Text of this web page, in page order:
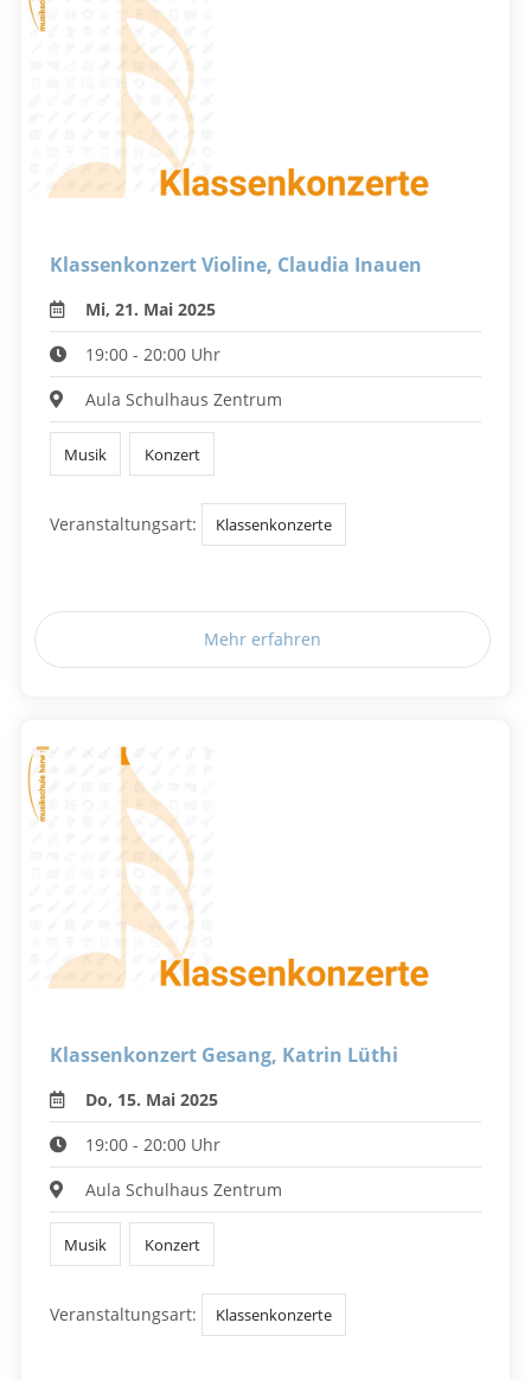
Klassenkonzert Violine, Claudia Inauen
Mi, 21. Mai 2025
19:00 - 20:00 Uhr
Aula Schulhaus Zentrum
Musik Konzert
Veranstaltungsart: Klassenkonzerte
Mehr erfahren
Klassenkonzert Gesang, Katrin Lüthi
Do, 15. Mai 2025
19:00 - 20:00 Uhr
Aula Schulhaus Zentrum
Musik Konzert
Veranstaltungsart: Klassenkonzerte